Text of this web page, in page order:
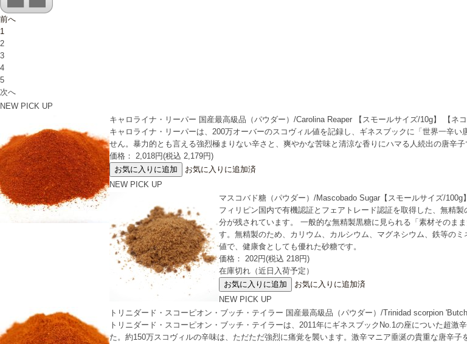
前へ
1
2
3
4
5
次へ
NEW PICK UP
キャロライナ・リーパー 国産最高級品（パウダー）/Carolina Reaper 【スモールサイズ/10g】 【ネ
キャロライナ・リーパーは、200万オーバーのスコヴィル値を記録し、ギネスブックに「世界一辛
せん。暴力的とも言える強烈極まりない辛さと、爽やかな苦味と清涼な香りにハマる人続出の唐辛
価格： 2,018円(税込 2,179円)
お気に入りに追加済
NEW PICK UP
マスコバド糖（パウダー）/Mascobado Sugar【スモールサイズ/
フィリピン国内で有機認証とフェアトレード認証を取得した、無精
分が残されています。 一般的な無精製黒糖に見られる「素材そのま
す。無精製のため、カリウム、カルシウム、マグネシウム、鉄等の
値で、健康食としても優れた砂糖です。
価格： 202円(税込 218円)
在庫切れ（近日入荷予定）
お気に入りに追加済
NEW PICK UP
トリニダード・スコーピオン・ブッチ・テイラー 国産最高級品（パウダー）/Trinidad scorpion
トリニダード・スコーピオン・ブッチ・テイラーは、2011年にギネスブックNo.1の座についた超
た。約150万スコヴィルの辛味は、ただただ強烈に痛覚を襲います。激辛マニア垂涎の貴重な唐辛